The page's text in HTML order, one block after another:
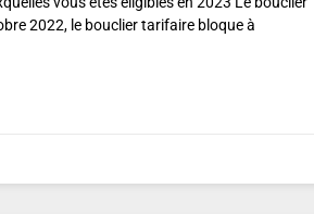
2022, le bouclier tarifaire bloque à